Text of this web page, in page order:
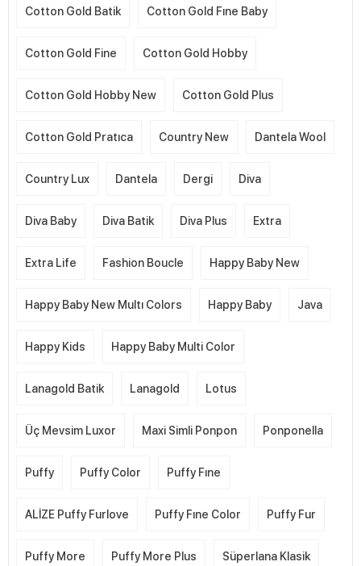
Cotton Gold Batik Cotton Gold Fıne Baby
Cotton Gold Fine Cotton Gold Hobby
Cotton Gold Hobby New Cotton Gold Plus
Cotton Gold Pratıca Country New Dantela Wool
Country Lux Dantela Dergi Diva
Diva Baby Diva Batik Diva Plus Extra
Extra Life Fashion Boucle Happy Baby New
Happy Baby New Multı Colors Happy Baby Java
Happy Kids Happy Baby Multi Color
Lanagold Batik Lanagold Lotus
Üç Mevsim Luxor Maxi Simli Ponpon Ponponella
Puffy Puffy Color Puffy Fıne
ALİZE Puffy Furlove Puffy Fıne Color Puffy Fur
Puffy More Puffy More Plus Süperlana Klasik